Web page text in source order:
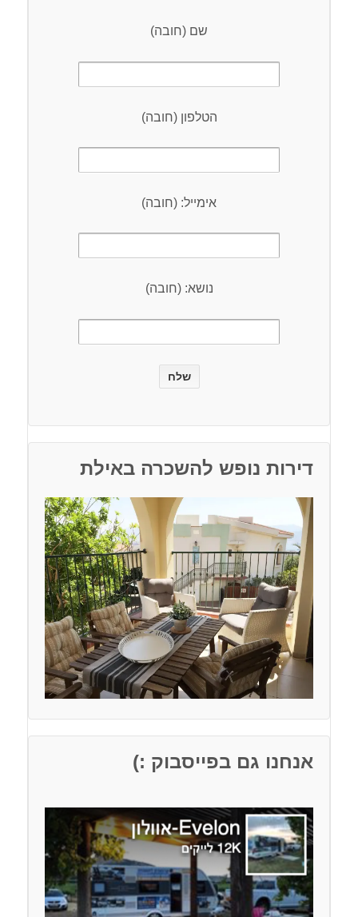
שם (חובה)
הטלפון (חובה)
אימייל: (חובה)
נושא: (חובה)
דירות נופש להשכרה באילת
אנחנו גם בפייסבוק :)